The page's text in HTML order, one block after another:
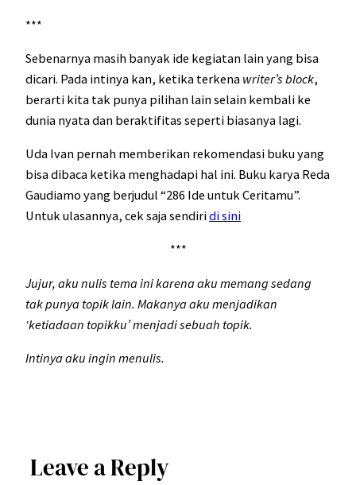
***
Sebenarnya masih banyak ide kegiatan lain yang bisa
dicari. Pada intinya kan, ketika terkena writer’s block,
berarti kita tak punya pilihan lain selain kembali ke
dunia nyata dan beraktifitas seperti biasanya lagi.
Uda Ivan pernah memberikan rekomendasi buku yang
bisa dibaca ketika menghadapi hal ini. Buku karya Reda
Gaudiamo yang berjudul “286 Ide untuk Ceritamu”.
Untuk ulasannya, cek saja sendiridi sini
***
Jujur, aku nulis tema ini karena aku memang sedang
tak punya topik lain. Makanya aku menjadikan
‘ketiadaan topikku’ menjadi sebuah topik.
Intinya aku ingin menulis.
Leave a Reply